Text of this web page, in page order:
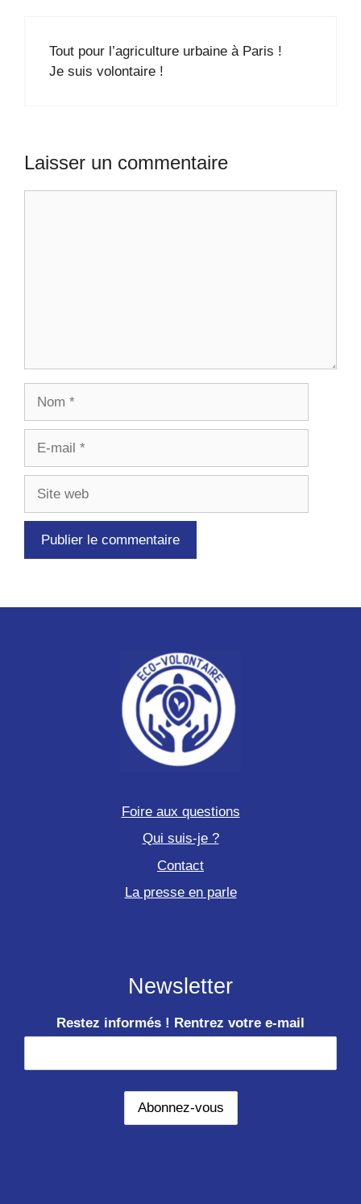
Tout pour l’agriculture urbaine à Paris !
Je suis volontaire !
Laisser un commentaire
Foire aux questions
Qui suis-je ?
Contact
La presse en parle
Newsletter
Restez informés ! Rentrez votre e-mail